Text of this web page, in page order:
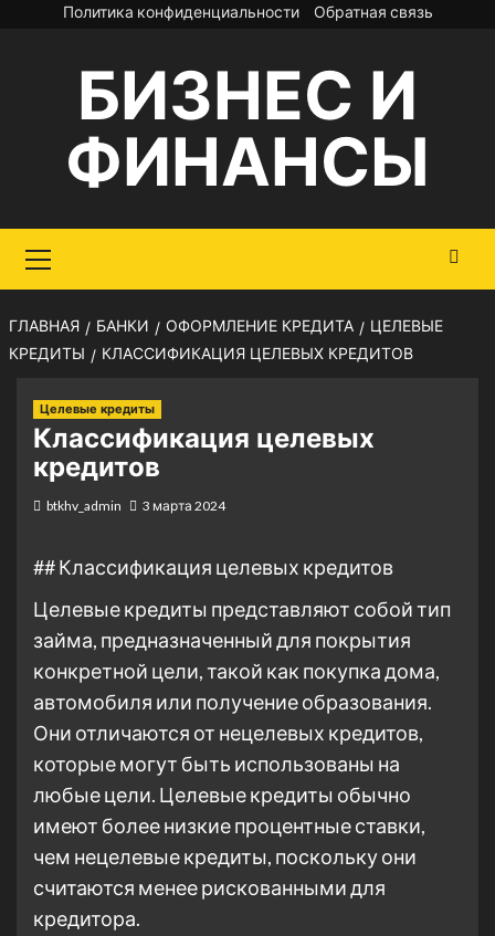
Перейти
содержимому
Политика конфиденциальности Обратная связь
БИЗНЕС И
ФИНАНСЫ
меню
ГЛАВНАЯ БАНКИ ОФОРМЛЕНИЕ КРЕДИТА
ЦЕЛЕВЫЕ
КРЕДИТЫ
КЛАССИФИКАЦИЯ ЦЕЛЕВЫХ КРЕДИТОВ
Целевые кредиты
Классификация целевых
кредитов
btkhv_admin 3 марта 2024
## Классификация целевых кредитов
Целевые кредиты представляют собой тип
займа, предназначенный для покрытия
конкретной цели, такой как покупка дома,
автомобиля или получение образования.
Они отличаются от нецелевых кредитов,
которые могут быть использованы на
любые цели. Целевые кредиты обычно
имеют более низкие процентные ставки,
чем нецелевые кредиты, поскольку они
считаются менее рискованными для
кредитора.